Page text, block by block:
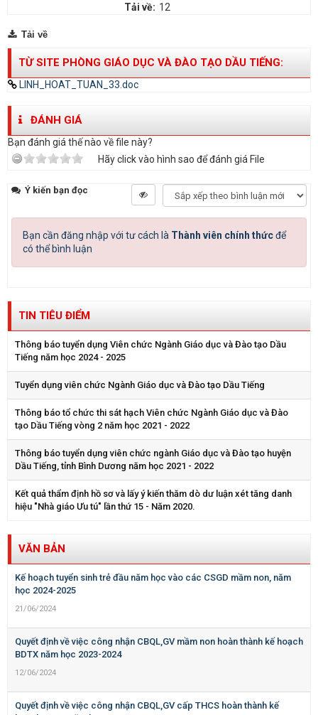
Tải về: 12
Tải về
TỪ SITE PHÒNG GIÁO DỤC VÀ ĐÀO TẠO DẦU TIẾNG:
LINH_HOAT_TUAN_33.doc
ĐÁNH GIÁ
Bạn đánh giá thế nào về file này?
Hãy click vào hình sao để đánh giá File
Ý kiến bạn đọc
Bạn cần đăng nhập với tư cách là Thành viên chính thứcđể
có thể bình luận
TIN TIÊU ĐIỂM
Thông báo tuyển dụng Viên chức Ngành Giáo dục và Đào tạo Dầu
Tiếng năm học 2024 - 2025
Tuyển dụng viên chức Ngành Giáo dục và Đào tạo Dầu Tiếng
Thông báo tổ chức thi sát hạch Viên chức Ngành Giáo dục và Đào
tạo Dầu Tiếng vòng 2 năm học 2021 - 2022
Thông báo tuyển dụng viên chức ngành Giáo dục và Đào tạo huyện
Dầu Tiếng, tỉnh Bình Dương năm học 2021 - 2022
Kết quả thẩm định hồ sơ và lấy ý kiến thăm dò dư luận xét tăng danh
hiệu "Nhà giáo Ưu tú" lần thứ 15 - Năm 2020.
VĂN BẢN
Kế hoạch tuyển sinh trẻ đầu năm học vào các CSGD mầm non, năm
học 2024-2025
21/06/2024
Quyết định về việc công nhận CBQL,GV mầm non hoàn thành kế hoạch
BDTX năm học 2023-2024
12/06/2024
Quyết định về việc công nhận CBQL,GV cấp THCS hoàn thành kế